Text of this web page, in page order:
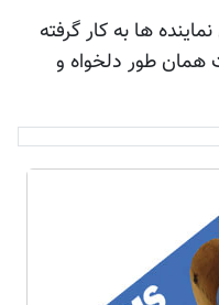
ها به کار گرفته
طور دلخواه و